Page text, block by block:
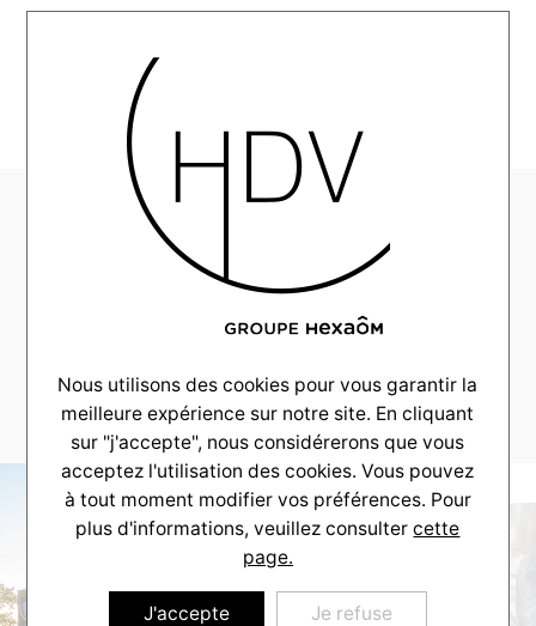
HDV-realisation-
COuelurVillas-
Gujan-2018-00-
_0004_AG-1044-
Panorama
Nous utilisons des cookies pour vous garantir la
meilleure expérience sur notre site. En cliquant
sur "j'accepte", nous considérerons que vous
acceptez l'utilisation des cookies. Vous pouvez
à tout moment modifier vos préférences. Pour
plus d'informations, veuillez consultercette
page.
J'accepte Je refuse